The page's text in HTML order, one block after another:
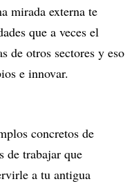
mirada externa te
que a veces el
de otros sectores y eso
e innovar.
concretos de
de trabajar que
a tu antigua